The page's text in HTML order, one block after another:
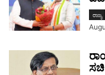
ರಾಜ್ಯ